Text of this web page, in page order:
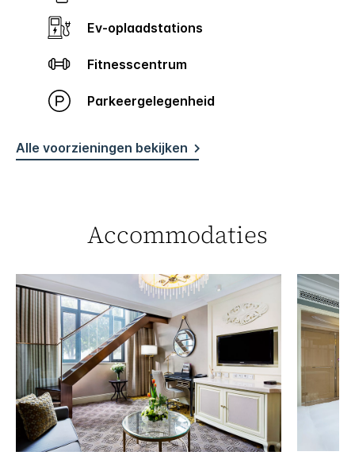
Ev-oplaadstations
Fitnesscentrum
Parkeergelegenheid
Alle voorzieningen bekijken
Accommodaties